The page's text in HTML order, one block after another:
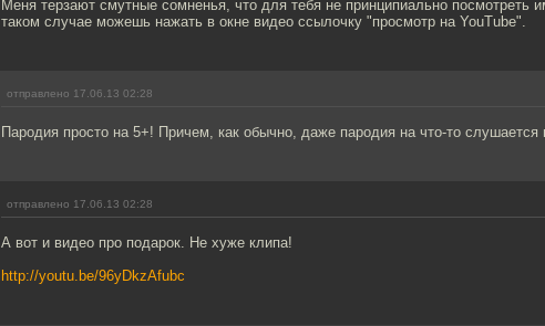
Меня терзают смутные сомненья, что для тебя не принципиально посмотреть
таком случае можешь нажать в окне видео ссылочку "просмотр на YouTube".
отправлено 17.06.13 02:28
Пародия просто на 5+! Причем, как обычно, даже пародия на что-то слушается
отправлено 17.06.13 02:28
А вот и видео про подарок. Не хуже клипа!
http://youtu.be/96yDkzAfubc